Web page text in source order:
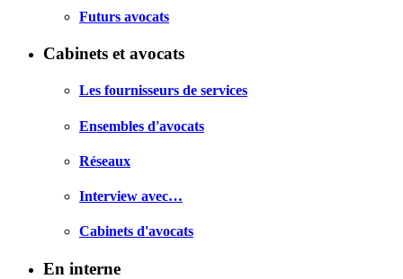
Futurs avocats
Cabinets et avocats
Les fournisseurs de services
Ensembles d'avocats
Réseaux
Interview avec…
Cabinets d'avocats
En interne